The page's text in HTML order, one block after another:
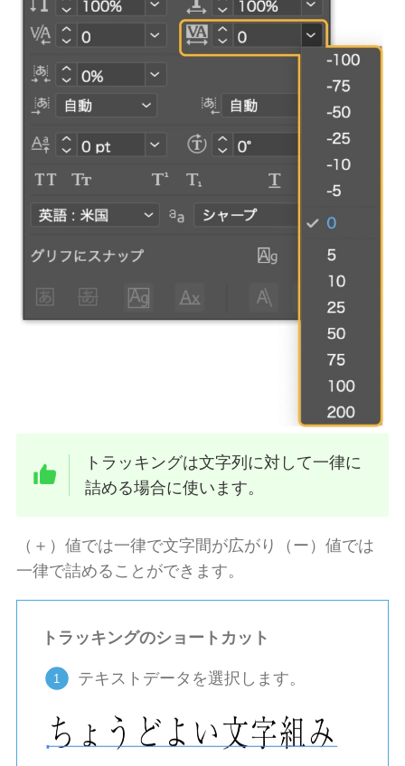
トラッキングは文字列に対して一律に
詰める場合に使います。
（＋）値では一律で文字間が広がり（ー）値では
一律で詰めることができます。
トラッキングのショートカット
テキストデータを選択します。